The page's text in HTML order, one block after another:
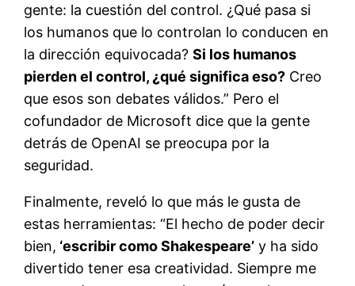
gente: la cuestión del control. ¿Qué pasa si
los humanos que lo controlan lo conducen en
la dirección equivocada?Si los humanos
pierden el control, ¿qué significa eso? Creo
que esos son debates válidos.” Pero el
cofundador de Microsoft dice que la gente
detrás de OpenAI se preocupa por la
seguridad.
Finalmente, reveló lo que más le gusta de
estas herramientas: “El hecho de poder decir
bien, ‘escribir como Shakespeare’ y ha sido
divertido tener esa creatividad. Siempre me